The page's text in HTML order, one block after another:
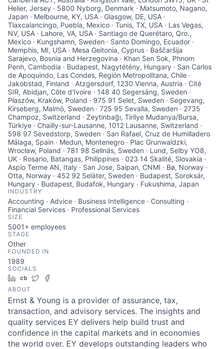
INDUSTRY
Accounting · Advice · Business Intelligence · Consulting ·
Financial Services · Professional Services
SIZE
5001+ employees
STAGE
Other
FOUNDED IN
1989
SOCIALS
LinkedIn
Crunchbase
Twitter
ABOUT
Ernst & Young is a provider of assurance, tax,
transaction, and advisory services. The insights and
quality services EY delivers help build trust and
confidence in the capital markets and in economies
the world over. EY develops outstanding leaders who